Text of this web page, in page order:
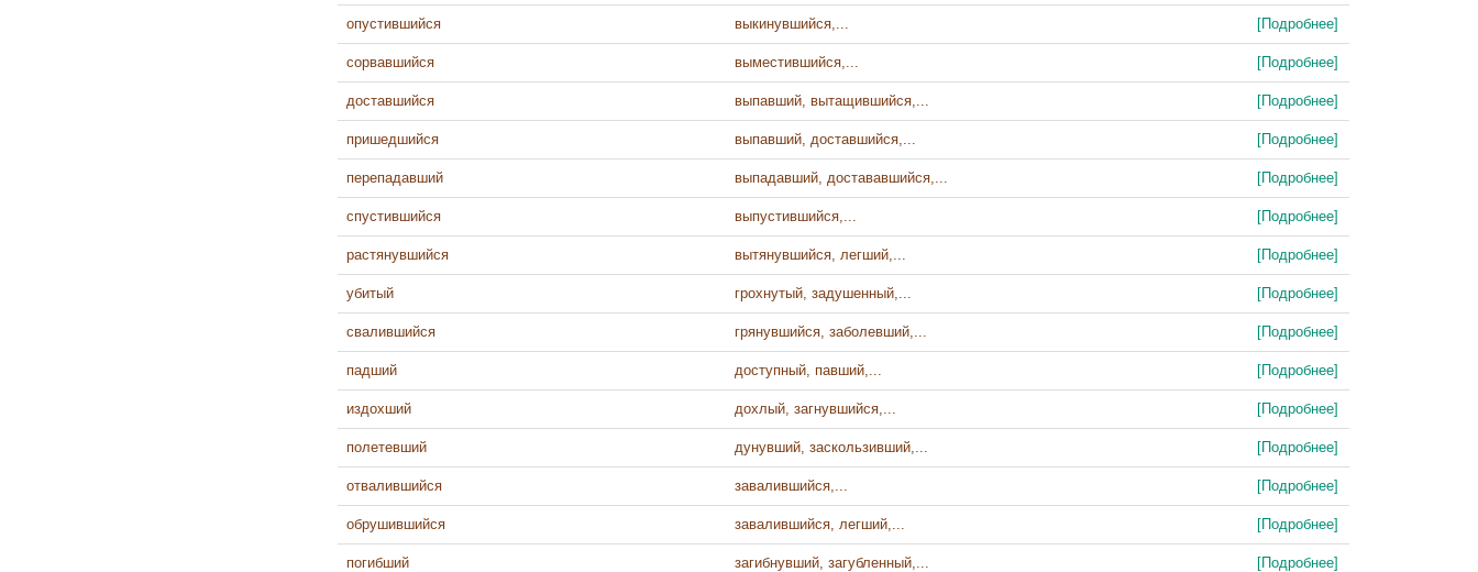
опустившийся выкинувшийся,... [Подробнее]
сорвавшийся выместившийся,... [Подробнее]
доставшийся выпавший, вытащившийся,... [Подробнее]
пришедшийся выпавший, доставшийся,... [Подробнее]
перепадавший выпадавший, достававшийся,... [Подробнее]
спустившийся выпустившийся,... [Подробнее]
растянувшийся вытянувшийся, легший,... [Подробнее]
убитый грохнутый, задушенный,... [Подробнее]
свалившийся грянувшийся, заболевший,... [Подробнее]
падший доступный, павший,... [Подробнее]
издохший дохлый, загнувшийся,... [Подробнее]
полетевший дунувший, заскользивший,... [Подробнее]
отвалившийся завалившийся,... [Подробнее]
обрушившийся завалившийся, легший,... [Подробнее]
погибший загибнувший, загубленный,... [Подробнее]